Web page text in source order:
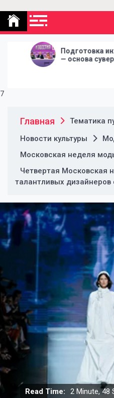
Портал
инженерных кадров
суверенитета страны
7
Главная
Тематика
Новости культуры
Московская неделя
Четвертая Московская
талантливых дизайнеров
Read Time: 2 Minute, 48